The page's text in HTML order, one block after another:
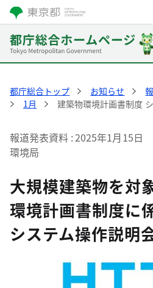
都庁総合トップ お知らせ
1月
建築物環境計画書制度
報道発表資料 2025年1月15日
環境局
大規模建築物を対
環境計画書制度に
システム操作説明